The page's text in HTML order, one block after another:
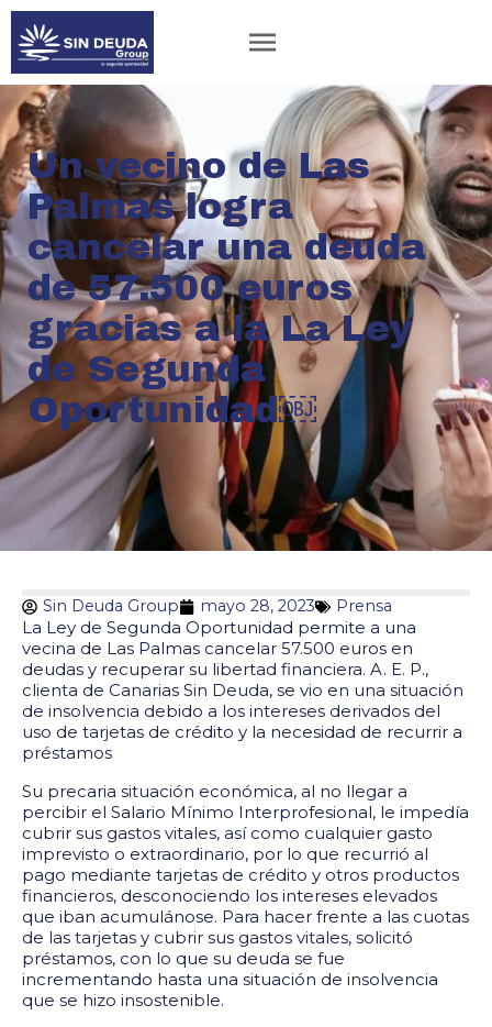
Un vecino de Las
Palmas logra
cancelar una deuda
de 57.500 euros
gracias a la La Ley
de Segunda
Oportunidad￼
Sin Deuda Group mayo 28, 2023 Prensa
La Ley de Segunda Oportunidad permite a una
vecina de Las Palmas cancelar 57.500 euros en
deudas y recuperar su libertad financiera. A. E. P.,
clienta de Canarias Sin Deuda, se vio en una situación
de insolvencia debido a los intereses derivados del
uso de tarjetas de crédito y la necesidad de recurrir a
préstamos
Su precaria situación económica, al no llegar a
percibir el Salario Mínimo Interprofesional, le impedía
cubrir sus gastos vitales, así como cualquier gasto
imprevisto o extraordinario, por lo que recurrió al
pago mediante tarjetas de crédito y otros productos
financieros, desconociendo los intereses elevados
que iban acumulánose. Para hacer frente a las cuotas
de las tarjetas y cubrir sus gastos vitales, solicitó
préstamos, con lo que su deuda se fue
incrementando hasta una situación de insolvencia
que se hizo insostenible.